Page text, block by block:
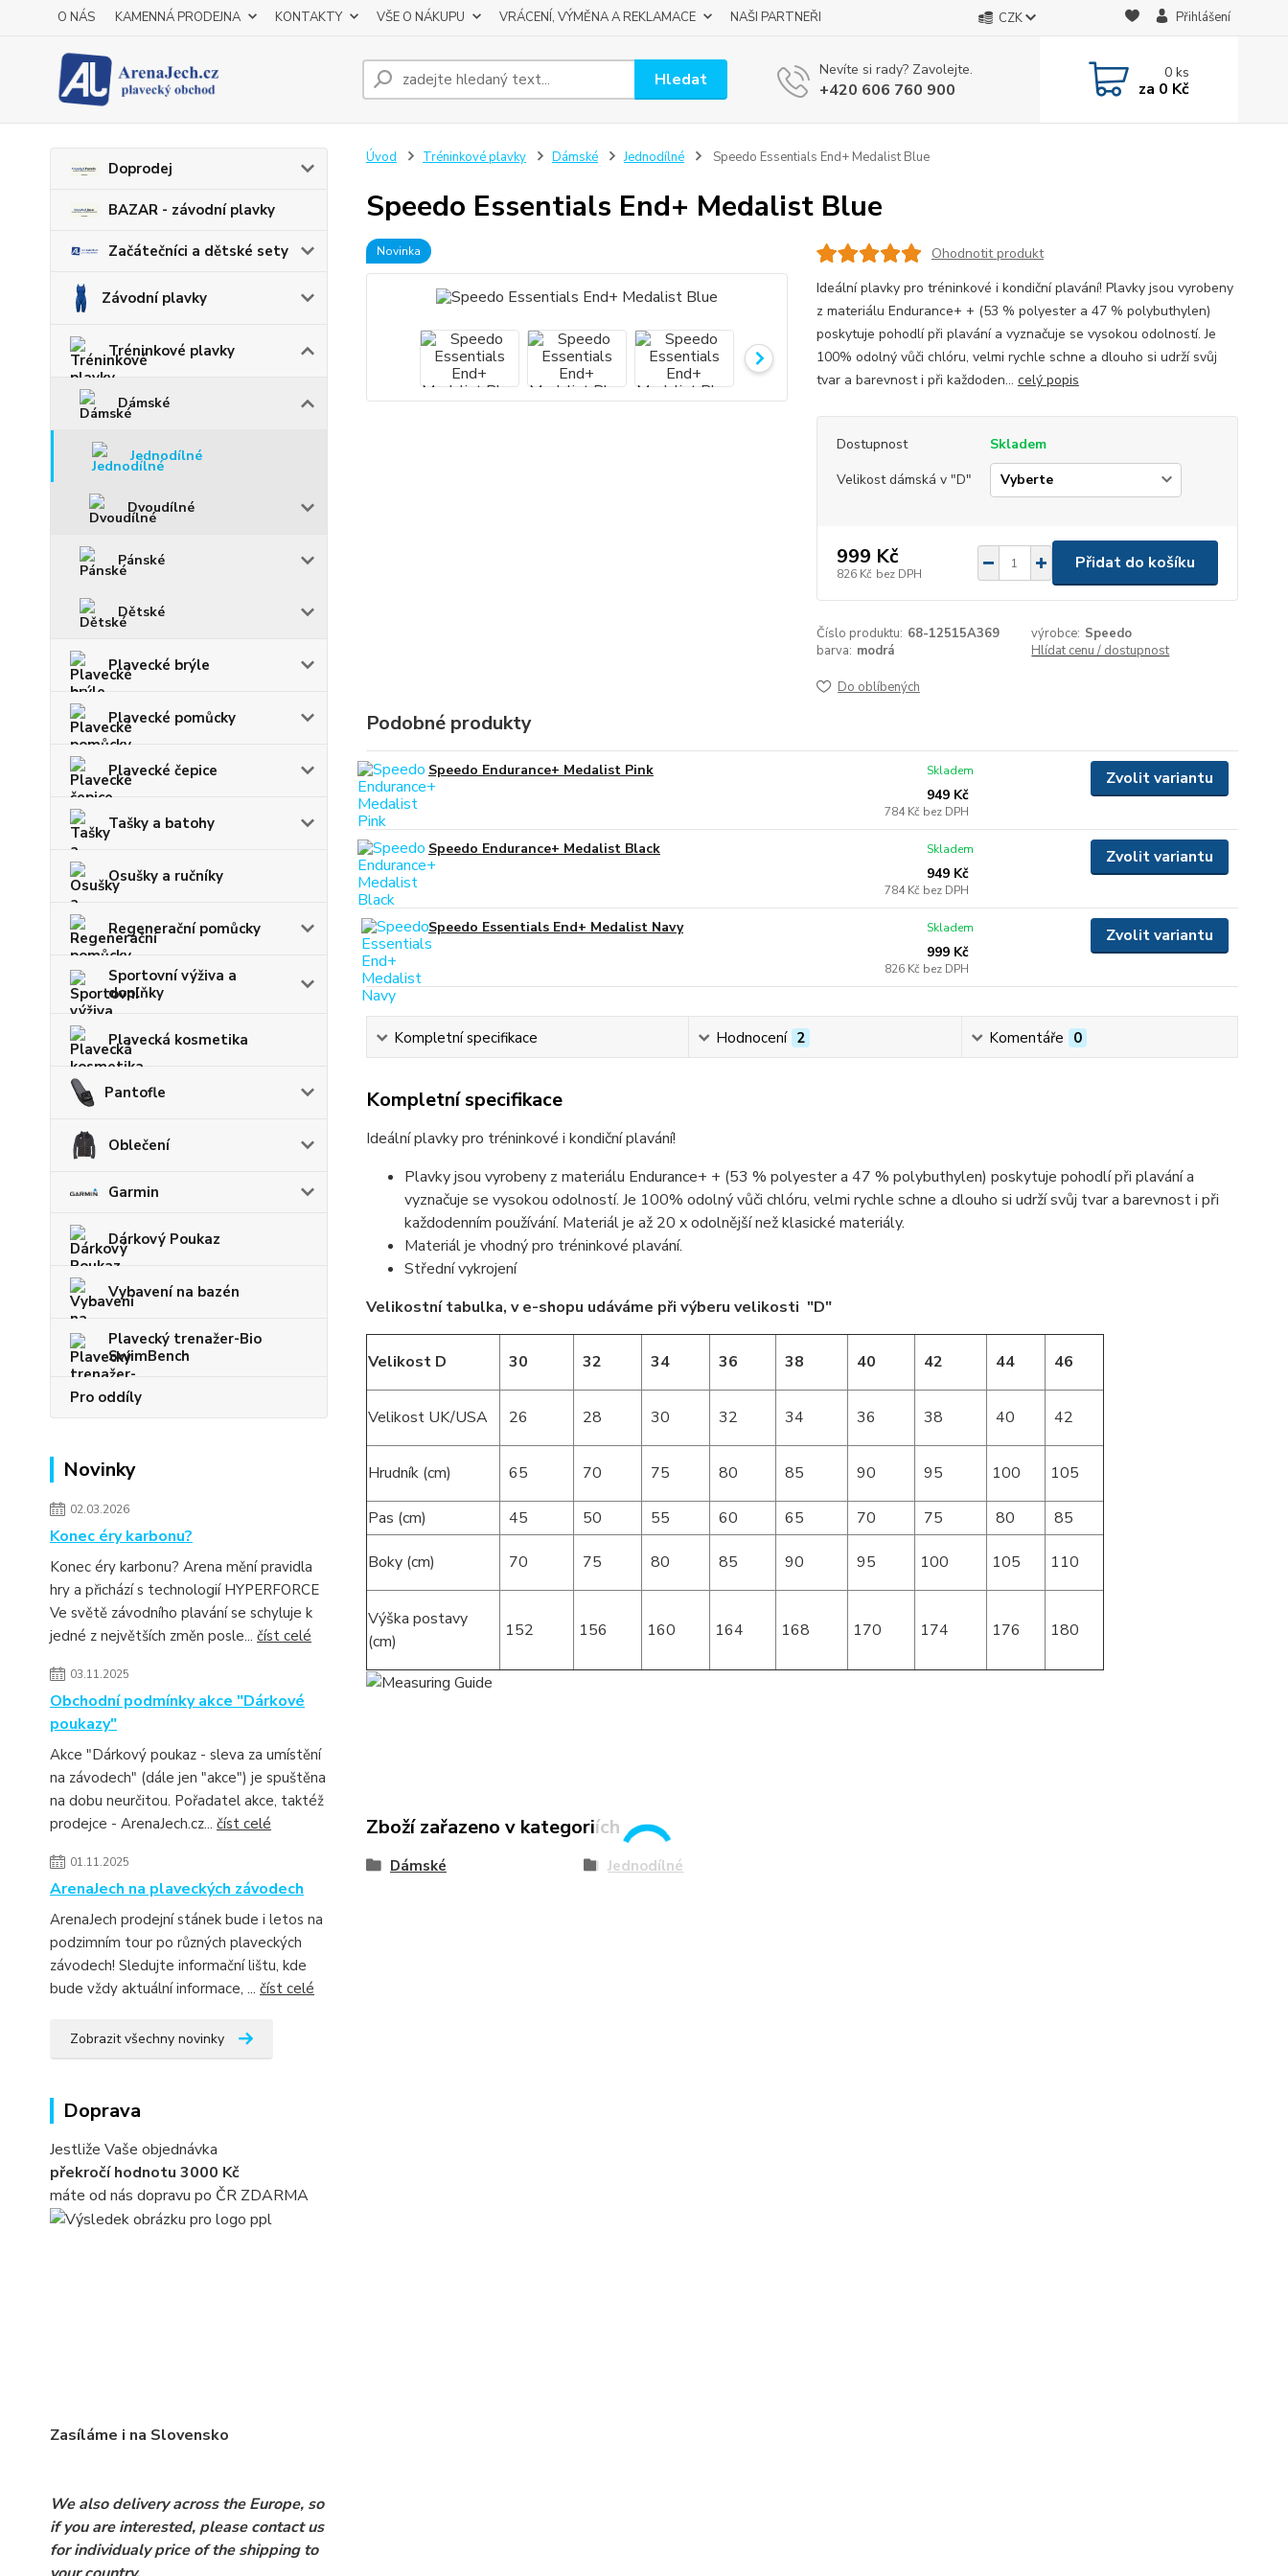
O NÁS KAMENNÁ PRODEJNA KONTAKTY VŠE O NÁKUPU VRÁCENÍ, VÝMĚNA A REKLAMACE NAŠI PARTNEŘI CZK Přihlášení
Hledat Nevíte si rady? Zavolejte.
+420 606 760 900
0ks
za 0 Kč
Doprodej
BAZAR - závodní plavky
Začátečníci a dětské sety
Závodní plavky
Tréninkové plavky
Dámské
Jednodílné
Dvoudílné
Pánské
Dětské
Plavecké brýle
Plavecké pomůcky
Plavecké čepice
Tašky a batohy
Osušky a ručníky
Regenerační pomůcky
Sportovní výživa a
doplňky
Plavecká kosmetika
Pantofle
Oblečení
Garmin
Dárkový Poukaz
Vybavení na bazén
Plavecký trenažer-Bio
SwimBench
Pro oddíly
Novinky
02.03.2026
Konec éry karbonu?
Konec éry karbonu? Arena mění pravidla
hry a přichází s technologií HYPERFORCE
Ve světě závodního plavání se schyluje k
jedné z největších změn posle... číst celé
03.11.2025
Obchodní podmínky akce "Dárkové
poukazy"
Akce "Dárkový poukaz - sleva za umístění
na závodech" (dále jen "akce") je spuštěna
na dobu neurčitou. Pořadatel akce, taktéž
prodejce - ArenaJech.cz... číst celé
01.11.2025
ArenaJech na plaveckých závodech
ArenaJech prodejní stánek bude i letos na
podzimním tour po různých plaveckých
závodech! Sledujte informační lištu, kde
bude vždy aktuální informace, ... číst celé
Zobrazit všechny novinky
Doprava
Jestliže Vaše objednávka
překročí hodnotu 3000 Kč
máte od nás dopravu po ČR ZDARMA
Zasíláme i na Slovensko
We also delivery across the Europe, so
if you are interested, please contact us
for individualy price of the shipping to
Úvod Tréninkové plavky Dámské Jednodílné Speedo Essentials End+ Medalist Blue
Speedo Essentials End+ Medalist Blue
Novinka
Ohodnotit produkt
Ideální plavky pro tréninkové i kondiční plavání! Plavky jsou vyrobeny
z materiálu Endurance+ + (53 % polyester a 47 % polybuthylen)
poskytuje pohodlí při plavání a vyznačuje se vysokou odolností. Je
100% odolný vůči chlóru, velmi rychle schne a dlouho si udrží svůj
tvar a barevnost i při každoden... celý popis
Dostupnost
Skladem
Velikost dámská v "D"
999 Kč
826 Kč bez DPH
Přidat do košíku
Číslo produktu: 68-12515A369 výrobce: Speedo
barva: modrá Hlídat cenu / dostupnost
Do oblíbených
Podobné produkty
Speedo Endurance+ Medalist Pink
949 Kč
784 Kč bez DPH
Skladem Zvolit variantu
Speedo Endurance+ Medalist Black
949 Kč
784 Kč bez DPH
Skladem Zvolit variantu
Speedo Essentials End+ Medalist Navy
999 Kč
826 Kč bez DPH
Skladem Zvolit variantu
Kompletní specifikace Hodnocení 2 Komentáře 0
Kompletní specifikace
Ideální plavky pro tréninkové i kondiční plavání!
Plavky jsou vyrobeny z materiálu Endurance+ + (53 % polyester a 47 % polybuthylen) poskytuje pohodlí při plavání a
vyznačuje se vysokou odolností. Je 100% odolný vůči chlóru, velmi rychle schne a dlouho si udrží svůj tvar a barevnost i při
každodenním používání. Materiál je až 20 x odolnější než klasické materiály.
Materiál je vhodný pro tréninkové plavání.
Střední vykrojení
Velikostní tabulka, v e-shopu udáváme při výberu velikosti "D"
Velikost D 30 32 34 36 38 40 42 44 46
Velikost UK/USA 26 28 30 32 34 36 38 40 42
Hrudník (cm) 65 70 75 80 85 90 95 100 105
Pas (cm) 45 50 55 60 65 70 75 80 85
Boky (cm) 70 75 80 85 90 95 100 105 110
Výška postavy
(cm)
152 156 160 164 168 170 174 176 180
Zboží zařazeno v kategoriích
Dámské Jednodílné